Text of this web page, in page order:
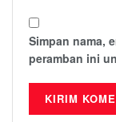
Simpan nama,
peramban ini